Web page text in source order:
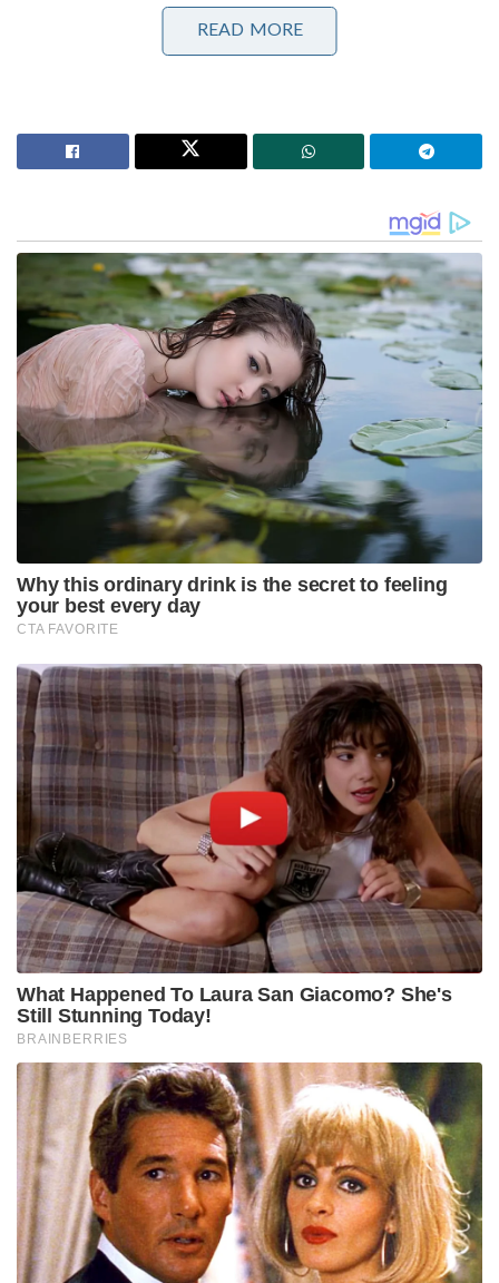
കണ്ടെത്തി നാടുകടത്തും. സ്വയം മടങ്ങാൻ
തയ്യാറാകുന്നവർക്കെതിരെ കടുത്ത നിയമനടപടികൾ
സുരക്ഷിതമാക്കാൻ ഒരു വർഷത്തിനകം
അത്യാധുനിക സാങ്കേതികവിദ്യ കോർത്തിണക്കിയുള്ള
Stories you may like
ടി. ജി. മോഹൻദാസിന് ജാമ്യം
നുഴഞ്ഞുകയറ്റക്കാരനെ ബിഎസ്എഫ് പിടികൂടിയതിന്
പ്രതികാരം; ഇന്ത്യൻ കർഷകനെ അതിർത്തി കടന്ന്
തട്ടിയെടുത്ത് ബംഗ്ലാദേശികൾ
ബംഗ്ലാദേശുമായും പാകിസ്താനുമായുമുള്ള
ഇന്ത്യയുടെ 6,000 കിലോമീറ്ററിലധികം വരുന്ന
അന്താരാഷ്ട്ര അതിർത്തി പൂർണ്ണമായും
ഭേദിക്കാനാകാത്തതാക്കി മാറ്റുകയാണ് സ്മാർട്ട്
ബോർഡർ ആശയത്തിലൂടെ ലക്ഷ്യമിടുന്നത്.
ഇതിനായി അതിർത്തികളിൽ മനുഷ്യ
ലേസർ അധിഷ്ഠിത സാങ്കേതികവിദ്യകൾ,
അത്യാധുനിക തെർമൽ ക്യാമറകൾ എന്നിവ
സ്ഥാപിക്കും.
അതിർത്തി മേഖലകളിലെ ജനസംഖ്യാ
വ്യതിയാനങ്ങൾ നിരീക്ഷിക്കാനും തദ്ദേശീയരുടെ
സുരക്ഷ ഉറപ്പാക്കാനുമായി പ്രധാനമന്ത്രി നരേന്ദ്ര മോദി
പ്രഖ്യാപിച്ച ഉന്നതാധികാര ‘ഡെമോഗ്രഫി മിഷൻ’ ഉടൻ
തന്നെ പ്രവർത്തനം ആരംഭിക്കുമെന്ന് അമിത് ഷാ
അറിയിച്ചു.
Tags: bsf Amit Shah
India-Bangladesh border
smart border
READ MORE